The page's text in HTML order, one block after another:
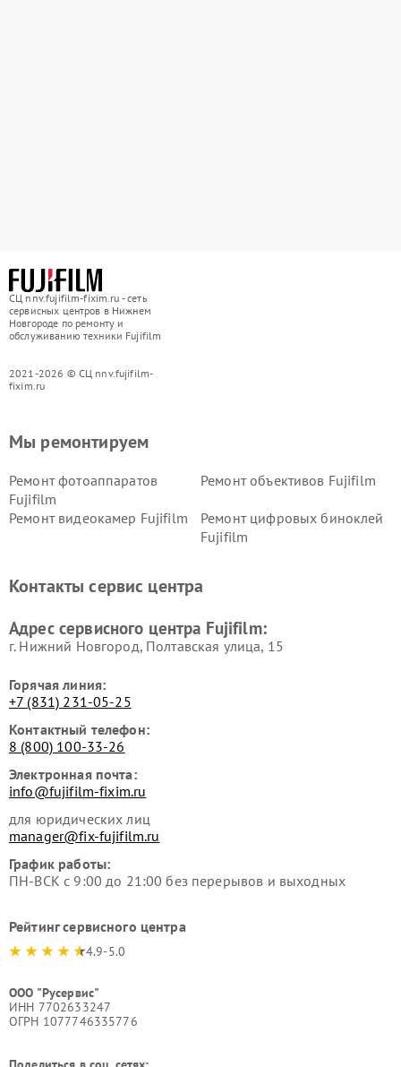
СЦ nnv.fujifilm-fixim.ru - сеть
сервисных центров в Нижнем
Новгороде по ремонту и
обслуживанию техники Fujifilm
2021-2026 © СЦ nnv.fujifilm-
fixim.ru
Мы ремонтируем
Ремонт фотоаппаратов
Fujifilm
Ремонт объективов Fujifilm
Ремонт видеокамер Fujifilm
Ремонт цифровых биноклей
Fujifilm
Контакты сервис центра
Адрес сервисного центра Fujifilm:
г. Нижний Новгород, Полтавская улица, 15
Горячая линия:
+7 (831) 231-05-25
Контактный телефон:
8 (800) 100-33-26
Электронная почта:
info@fujifilm-fixim.ru
для юридических лиц
manager@fix-fujifilm.ru
График работы:
ПН-ВСК с 9:00 до 21:00 без перерывов и выходных
Рейтинг сервисного центра
4.9-5.0
ООО "Русервис"
ИНН 7702633247
ОГРН 1077746335776